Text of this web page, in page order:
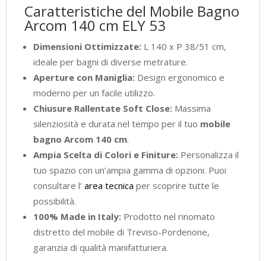
Caratteristiche del Mobile Bagno
Arcom 140 cm ELY 53
Dimensioni Ottimizzate: L 140 x P 38/51 cm,
ideale per bagni di diverse metrature.
Aperture con Maniglia: Design ergonomico e
moderno per un facile utilizzo.
Chiusure Rallentate Soft Close: Massima
silenziosità e durata nel tempo per il tuo mobile
bagno Arcom 140 cm.
Ampia Scelta di Colori e Finiture: Personalizza il
tuo spazio con un’ampia gamma di opzioni. Puoi
consultare l’ area tecnica per scoprire tutte le
possibilità.
100% Made in Italy: Prodotto nel rinomato
distretto del mobile di Treviso-Pordenone,
garanzia di qualità manifatturiera.